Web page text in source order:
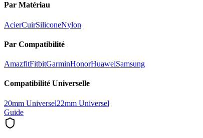
Par Matériau
AcierCuirSiliconeNylon
Par Compatibilité
AmazfitFitbitGarminHonorHuaweiSamsung
Compatibilité Universelle
20mm Universel22mm Universel
Guide